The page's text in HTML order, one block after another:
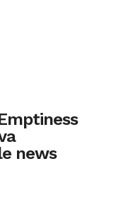
news